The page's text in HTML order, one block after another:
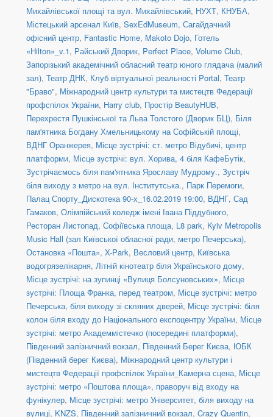
Михайлівської площі та вул. Михайлівський, НУХТ, КНУБА,
Містецький арсенал Київ, SexEdMuseum, Сагайдачний
офісний центр, Fantastic Home, Makoto Dojo, Готель
«Hilton»_v.1, Райський Дворик, Perfect Place, Volume Club,
Запорізький академічний обласний театр юного глядача (малий
зал), Театр ДНК, Клуб віртуальної реальності Portal, Театр
"Браво", Міжнародний центр культури та мистецтв Федерації
профспілок України, Harry club, Простір BeautyHUB,
Перехрестя Пушкінської та Льва Толстого (Дворик БЦ), Біля
пам'ятника Богдану Хмельницькому на Софійській площі,
ВДНГ Оранжерея, Місце зустрічі: ст. метро Відубичі, центр
платформи, Місце зустрічі: вул. Хорива, 4 біля КафеБутік,
Зустрічаємось біля пам'ятника Ярославу Мудрому., Зустріч
біля виходу з метро на вул. Інститутська., Парк Перемоги,
Палац Спорту_Дискотека 90-х_16.02.2019 19:00, ВДНГ, Сад
Гамаков, Олімпійський коледж імені Івана Піддубного,
Ресторан Листопад, Софіївська площа, L8 park, Kyiv Metropolis
Music Hall (зал Київської обласної ради, метро Печерська),
Остановка «Пошта», X-Park, Весловий центр, Київська
водогрязелікарня, Літній кінотеатр біля Українського дому,
Місце зустрічі: на зупинці «Вулиця Болсуновських», Місце
зустрічі: Площа Франка, перед театром, Місце зустрічі: метро
Печерська, біля виходу зі скляних дверей, Місце зустрічі: біля
колон біля входу до Національного експоцентру України, Місце
зустрічі: метро Академмістечко (посередині платформи),
Південний залізничний вокзал, Південний Берег Києва, ЮБК
(Південний берег Києва), Міжнародний центр культури і
мистецтв Федерації профспілок України_Камерна сцена, Місце
зустрічі: метро «Поштова площа», праворуч від входу на
фунікулер, Місце зустрічі: метро Університет, біля виходу на
вулиці, KNZS, Південний залізничний вокзал, Crazy Quentin,